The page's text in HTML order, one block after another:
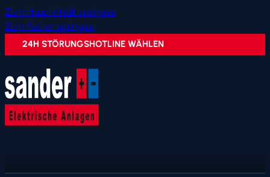
Zum Hauptinhalt springen
Zum Footer springen
24H STÖRUNGSHOTLINE WÄHLEN